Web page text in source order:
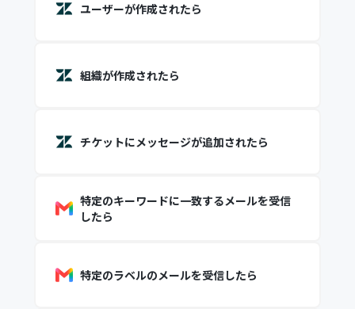
ユーザーが作成されたら
組織が作成されたら
チケットにメッセージが追加されたら
特定のキーワードに一致するメールを受信
したら
特定のラベルのメールを受信したら